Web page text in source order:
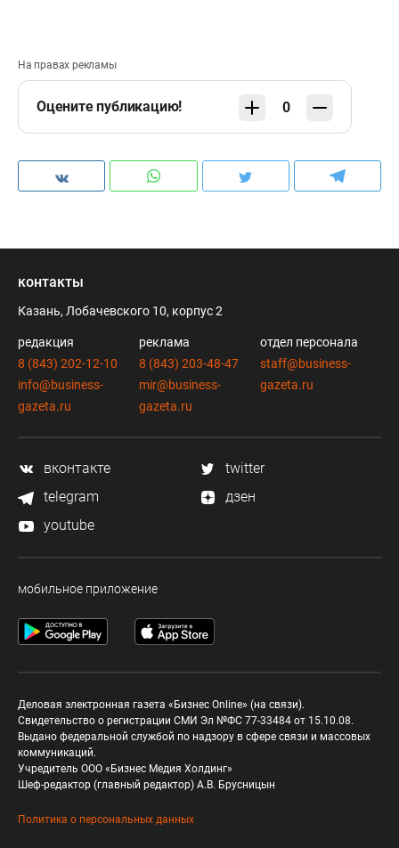
На правах рекламы
Оцените публикацию! 0
контакты
Казань, Лобачевского 10, корпус 2
редакция
8 (843) 202-12-10
info@business-
gazeta.ru
реклама
8 (843) 203-48-47
mir@business-
gazeta.ru
отдел персонала
staff@business-
gazeta.ru
вконтакте
twitter
telegram
дзен
youtube
мобильное приложение
Деловая электронная газета «Бизнес Online» (на связи).
Свидетельство о регистрации СМИ Эл №ФС 77-33484 от 15.10.08.
Выдано федеральной службой по надзору в сфере связи и массовых
коммуникаций.
Учредитель ООО «Бизнес Медия Холдинг»
Шеф-редактор (главный редактор) А.В. Брусницын
Политика о персональных данных